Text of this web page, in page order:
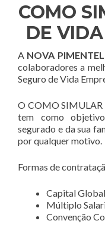
COMO
DE
A NOVA
colaboradores a
Seguro de Vida
O COMO SIMULAR
tem como
segurado e da sua
por qualquer motivo.
Formas de
Capital Global
Múltiplo
Convenção